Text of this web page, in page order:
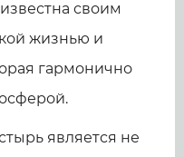
своим
жизнью и
гармонично
является не